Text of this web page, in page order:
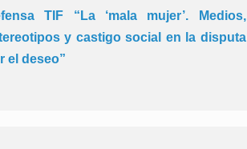
TIF “La ‘mala mujer’. Medios,
y castigo social en la disputa
el deseo”